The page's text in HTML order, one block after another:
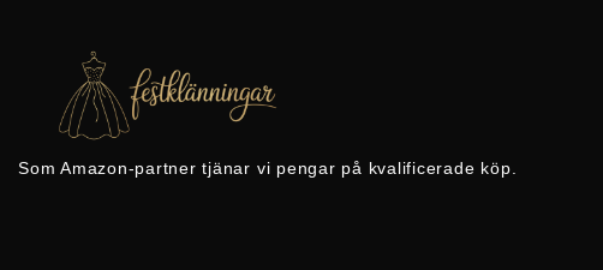
Som Amazon-partner tjänar vi pengar på kvalificerade köp.